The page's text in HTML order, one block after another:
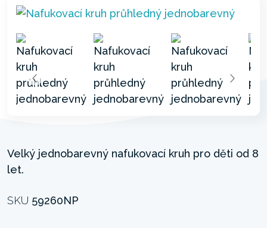
Velký jednobarevný nafukovací kruh pro děti od 8
let.
SKU 59260NP